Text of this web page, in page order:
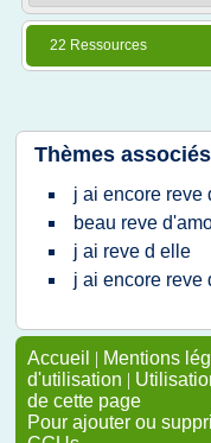
22 Ressources
Thèmes associés
j ai encore reve
beau reve
j ai reve d elle
j ai encore reve
Accueil | Mentions
d'utilisation |
de cette page
Pour ajouter ou